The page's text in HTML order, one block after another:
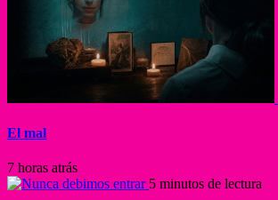
El mal
7 horas atrás
5 minutos de lectura